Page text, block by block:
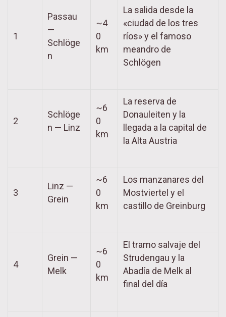
1
Passau
—
Schlöge
n
~4
0
km
La salida desde la
«ciudad de los tres
ríos» y el famoso
meandro de
Schlögen
2
Schlöge
n — Linz
~6
0
km
La reserva de
Donauleiten y la
llegada a la capital de
la Alta Austria
3
Linz —
Grein
~6
0
km
Los manzanares del
Mostviertel y el
castillo de Greinburg
4
Grein —
Melk
~6
0
km
El tramo salvaje del
Strudengau y la
Abadía de Melk al
final del día